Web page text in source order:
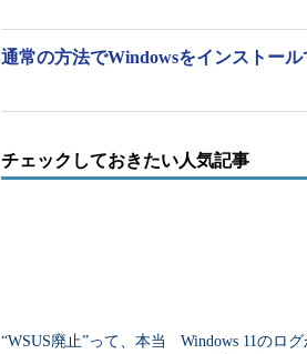
ャーの代替ツールは「Sconfig」です
ん。以下の画面2の左がWindows
通常の方法でWindowsをインストー
チェックしておきたい人気記事
“WSUS廃止”って、本当
Windows 11のロ